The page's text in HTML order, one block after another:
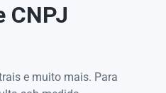
CNPJ
e muito mais. Para